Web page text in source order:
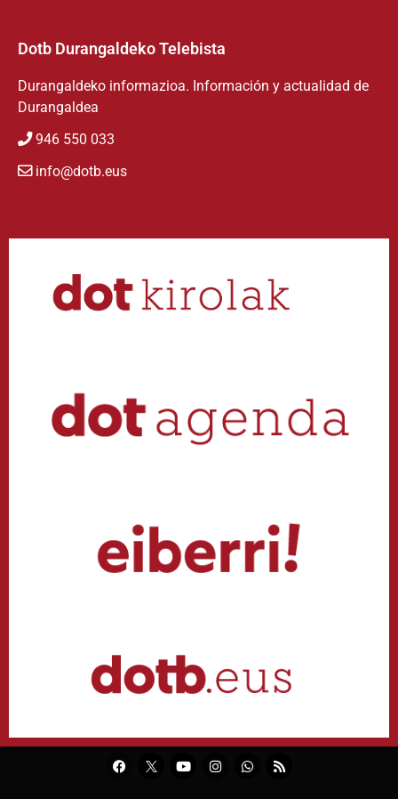
Dotb Durangaldeko Telebista
Durangaldeko informazioa. Información y actualidad de
Durangaldea
946 550 033
info@dotb.eus